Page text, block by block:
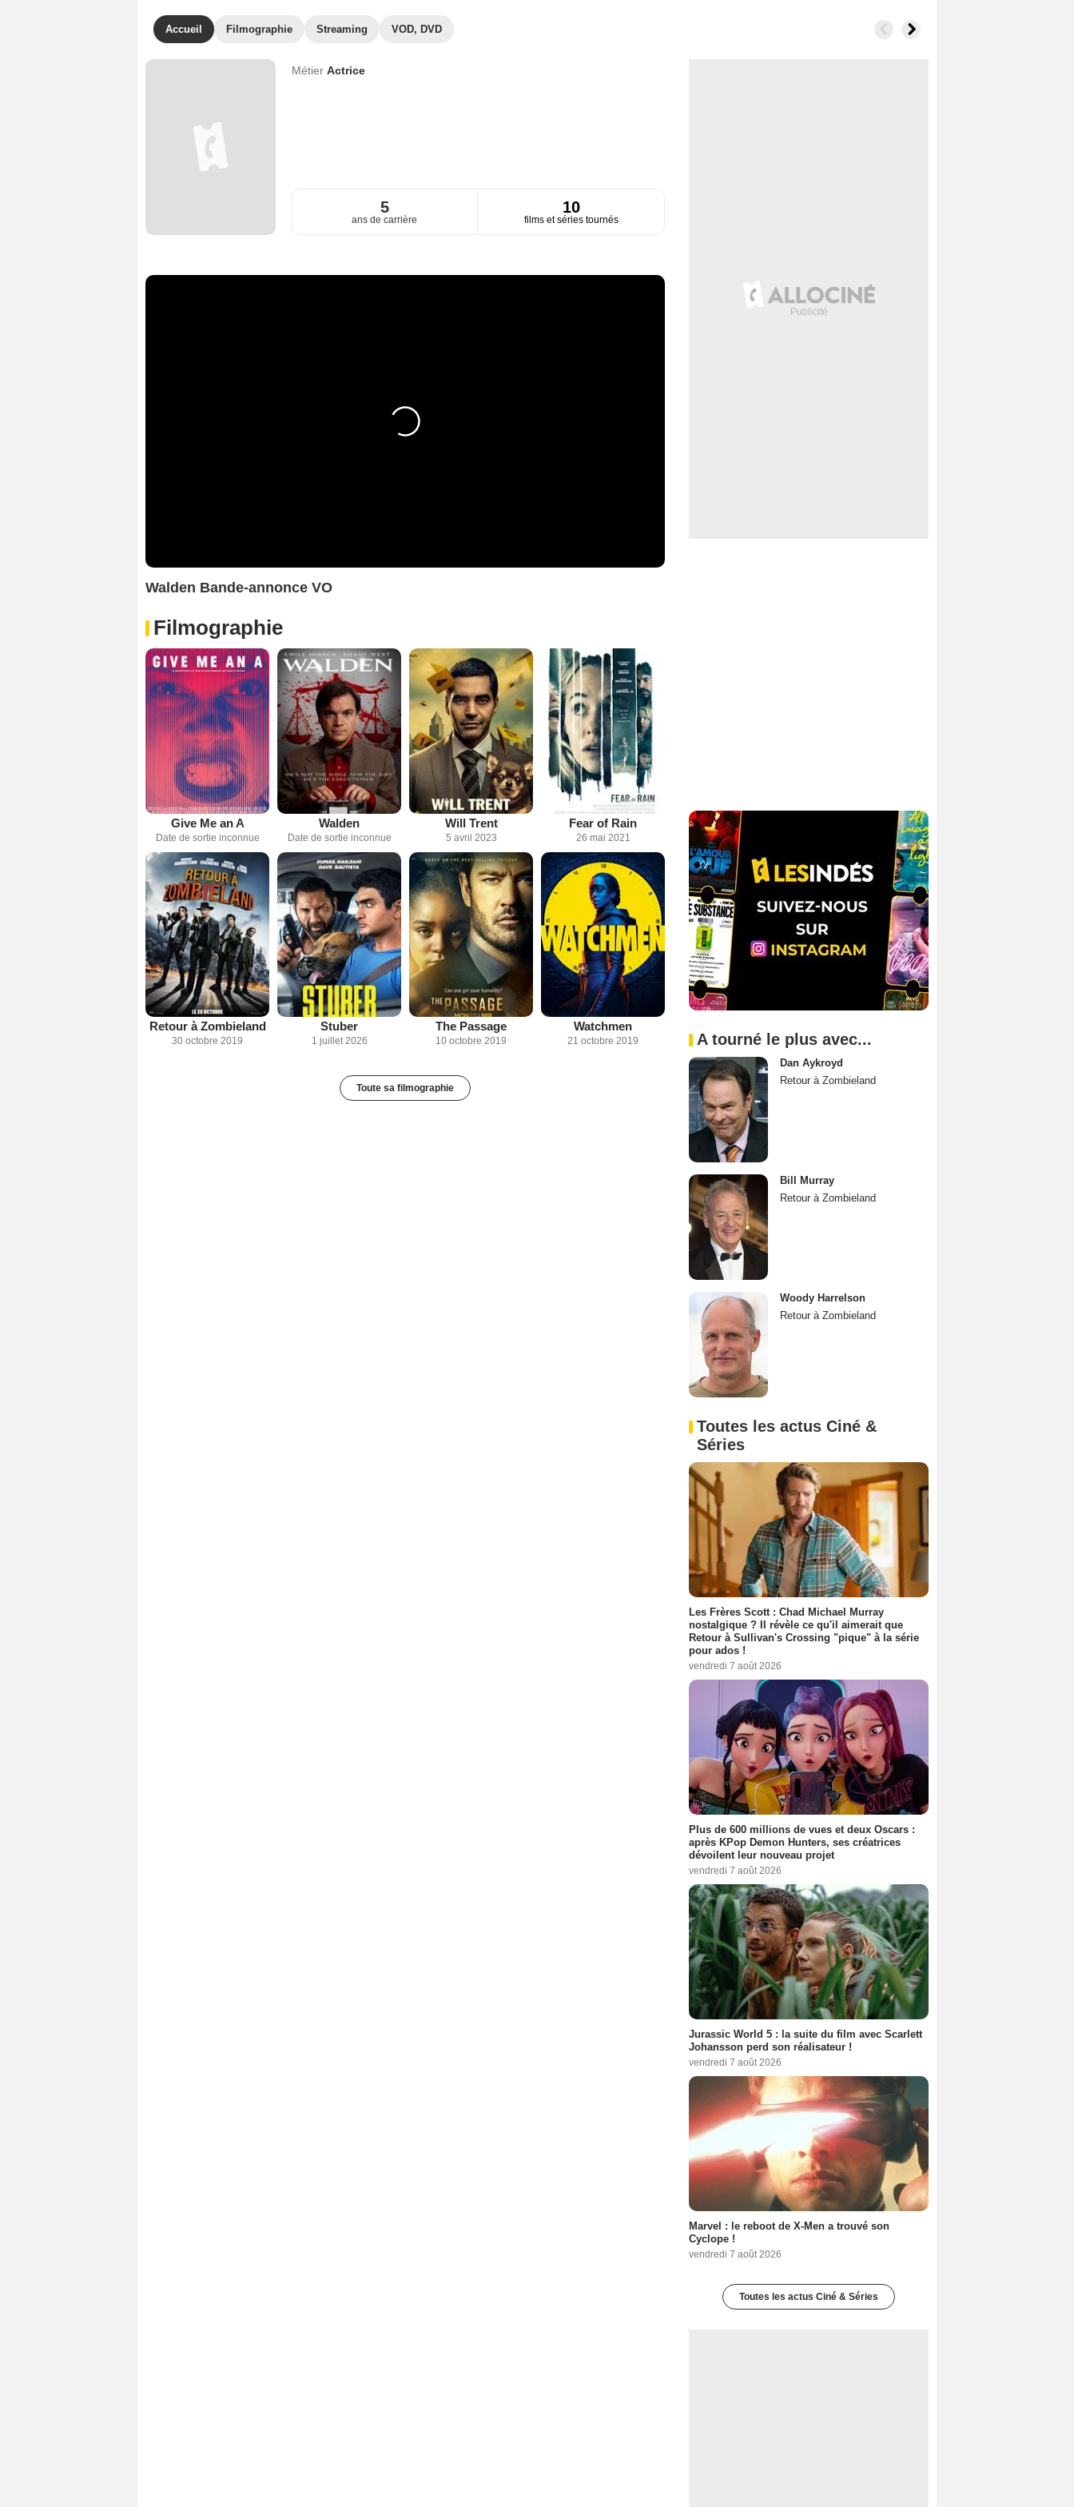
Accueil Filmographie Streaming VOD, DVD
Métier Actrice
5
ans de carrière
10
films et séries tournés
Walden Bande-annonce VO
Filmographie
Give Me an A
Date de sortie inconnue
Walden
Date de sortie inconnue
Will Trent
5 avril 2023
Fear of Rain
26 mai 2021
Retour à Zombieland
30 octobre 2019
Stuber
1 juillet 2026
The Passage
10 octobre 2019
Watchmen
21 octobre 2019
Toute sa filmographie
A tourné le plus avec...
Dan Aykroyd
Retour à Zombieland
Bill Murray
Retour à Zombieland
Woody Harrelson
Retour à Zombieland
Toutes les actus Ciné &
Séries
Les Frères Scott : Chad Michael Murray
nostalgique ? Il révèle ce qu'il aimerait que
Retour à Sullivan's Crossing "pique" à la série
pour ados !
vendredi 7 août 2026
Plus de 600 millions de vues et deux Oscars :
après KPop Demon Hunters, ses créatrices
dévoilent leur nouveau projet
vendredi 7 août 2026
Jurassic World 5 : la suite du film avec Scarlett
Johansson perd son réalisateur !
vendredi 7 août 2026
Marvel : le reboot de X-Men a trouvé son
Cyclope !
vendredi 7 août 2026
Toutes les actus Ciné & Séries